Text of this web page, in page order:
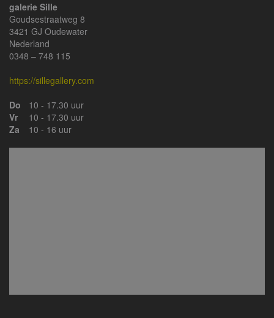
galerie Sille
Goudsestraatweg 8
3421 GJ Oudewater
Nederland
0348 – 748 115
https://sillegallery.com
Do
10 - 17.30 uur
Vr
10 - 17.30 uur
Za
10 - 16 uur